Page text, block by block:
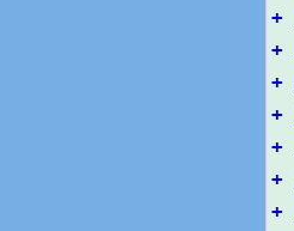
+
+
+
+
+
+
+